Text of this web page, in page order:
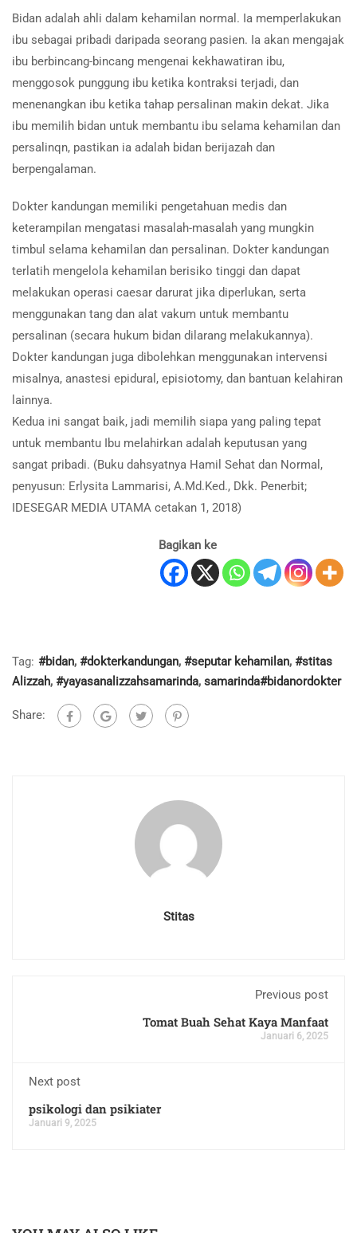
Bidan adalah ahli dalam kehamilan normal. Ia memperlakukan
ibu sebagai pribadi daripada seorang pasien. Ia akan mengajak
ibu berbincang-bincang mengenai kekhawatiran ibu,
menggosok punggung ibu ketika kontraksi terjadi, dan
menenangkan ibu ketika tahap persalinan makin dekat. Jika
ibu memilih bidan untuk membantu ibu selama kehamilan dan
persalinqn, pastikan ia adalah bidan berijazah dan
berpengalaman.
Dokter kandungan memiliki pengetahuan medis dan
keterampilan mengatasi masalah-masalah yang mungkin
timbul selama kehamilan dan persalinan. Dokter kandungan
terlatih mengelola kehamilan berisiko tinggi dan dapat
melakukan operasi caesar darurat jika diperlukan, serta
menggunakan tang dan alat vakum untuk membantu
persalinan (secara hukum bidan dilarang melakukannya).
Dokter kandungan juga dibolehkan menggunakan intervensi
misalnya, anastesi epidural, episiotomy, dan bantuan kelahiran
lainnya.
Kedua ini sangat baik, jadi memilih siapa yang paling tepat
untuk membantu Ibu melahirkan adalah keputusan yang
sangat pribadi. (Buku dahsyatnya Hamil Sehat dan Normal,
penyusun: Erlysita Lammarisi, A.Md.Ked., Dkk. Penerbit;
IDESEGAR MEDIA UTAMA cetakan 1, 2018)
Bagikan ke
Tag: #bidan, #dokterkandungan, #seputar kehamilan, #stitas
Alizzah, #yayasanalizzahsamarinda, samarinda#bidanordokter
Share:
Stitas
Previous post
Tomat Buah Sehat Kaya Manfaat
Januari 6, 2025
Next post
psikologi dan psikiater
Januari 9, 2025